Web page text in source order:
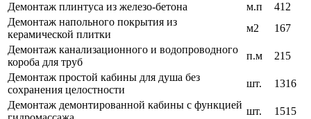
Демонтаж плинтуса из железо-бетона
м.п
412
Демонтаж напольного покрытия из
керамической плитки
м2
167
Демонтаж канализационного и водопроводного
короба для труб
п.м
215
Демонтаж простой кабины для душа без
сохранения целостности
шт.
1316
Демонтаж демонтированной кабины с функцией
шт.
1515